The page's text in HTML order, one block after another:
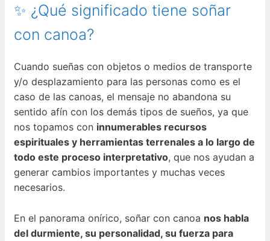
✨ ¿Qué significado tiene soñar
con canoa?
Cuando sueñas con objetos o medios de transporte
y/o desplazamiento para las personas como es el
caso de las canoas, el mensaje no abandona su
sentido afín con los demás tipos de sueños, ya que
nos topamos con innumerables recursos
espirituales y herramientas terrenales a lo largo de
todo este proceso interpretativo, que nos ayudan a
generar cambios importantes y muchas veces
necesarios.
En el panorama onírico, soñar con canoa nos habla
del durmiente, su personalidad, su fuerza para